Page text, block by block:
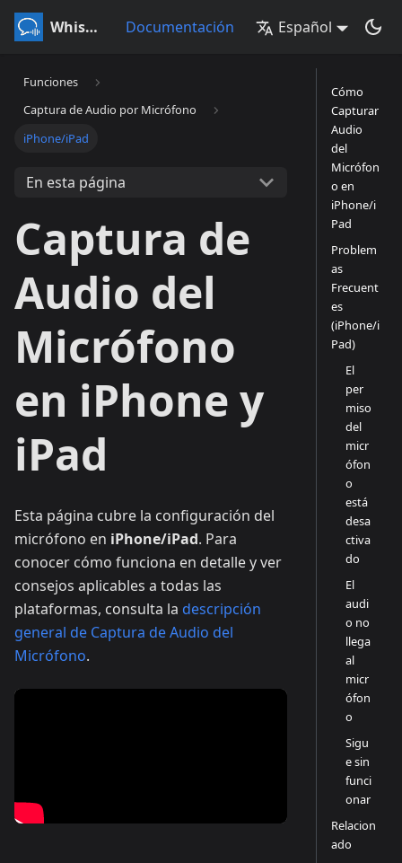
Whisperr Documentación Español
Funciones
Captura de Audio por Micrófono
iPhone/iPad
En esta página
Captura de
Audio del
Micrófono
en iPhone y
iPad
Esta página cubre la configuración del
micrófono en iPhone/iPad. Para
conocer cómo funciona en detalle y ver
consejos aplicables a todas las
plataformas, consulta la descripción
general de Captura de Audio del
Micrófono.
Cómo
Capturar
Audio
del
Micrófon
o en
iPhone/i
Pad
Problem
as
Frecuent
es
(iPhone/i
Pad)
El
per
miso
del
micr
ófon
o
está
desa
ctiva
do
El
audi
o no
llega
al
micr
ófon
o
Sigu
e sin
funci
onar
Relacion
ado